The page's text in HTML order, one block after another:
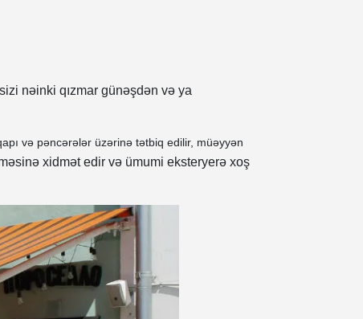
nəinki qızmar günəşdən və ya
və pəncərələr üzərinə tətbiq edilir, müəyyən
xidmət edir və ümumi eksteryerə xoş